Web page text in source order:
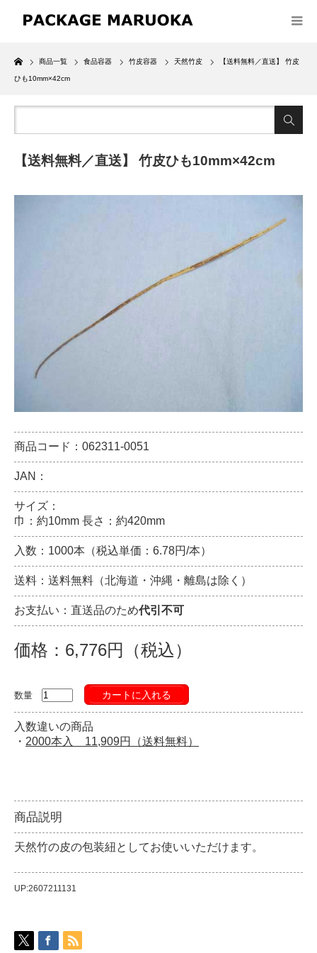
Home
商品一覧 食品容器 竹皮容器 天然竹皮 【送料無料／直送】 竹皮
ひも10mm×42cm
【送料無料／直送】 竹皮ひも10mm×42cm
商品コード：062311-0051
JAN：
サイズ：
巾：約10mm 長さ：約420mm
入数：1000本（税込単価：6.78円/本）
送料：送料無料（北海道・沖縄・離島は除く）
お支払い：直送品のため代引不可
価格：6,776円（税込）
数量 カートに入れる
入数違いの商品
・ 2000本入 11,909円（送料無料）
商品説明
天然竹の皮の包装紐としてお使いいただけます。
UP:2607211131